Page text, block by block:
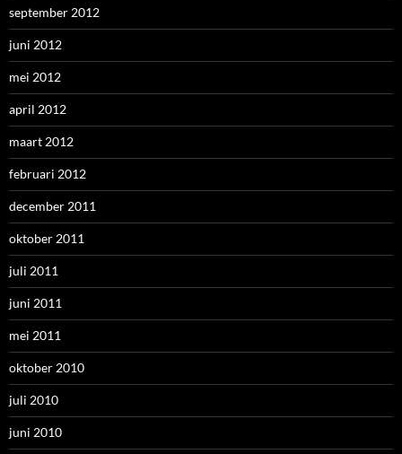
september 2012
juni 2012
mei 2012
april 2012
maart 2012
februari 2012
december 2011
oktober 2011
juli 2011
juni 2011
mei 2011
oktober 2010
juli 2010
juni 2010